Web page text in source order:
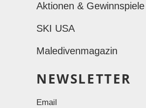
Aktionen & Gewinnspiele
SKI USA
Maledivenmagazin
NEWSLETTER
Email